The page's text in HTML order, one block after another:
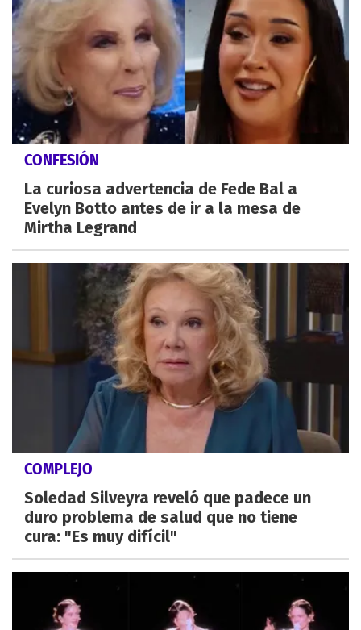
CONFESIÓN
La curiosa advertencia de Fede Bal a
Evelyn Botto antes de ir a la mesa de
Mirtha Legrand
COMPLEJO
Soledad Silveyra reveló que padece un
duro problema de salud que no tiene
cura: "Es muy difícil"